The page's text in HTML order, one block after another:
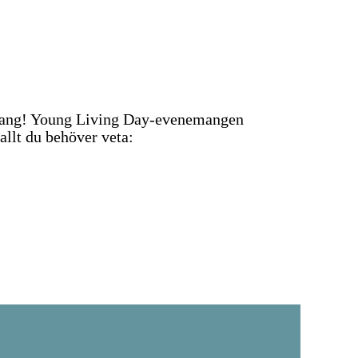
Young Living Day-evenemangen
du behöver veta: